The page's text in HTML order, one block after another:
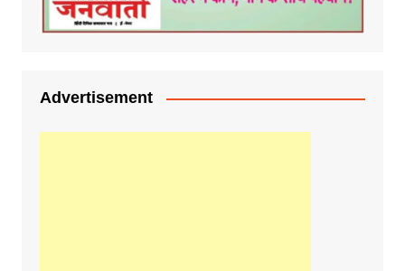
Advertisement